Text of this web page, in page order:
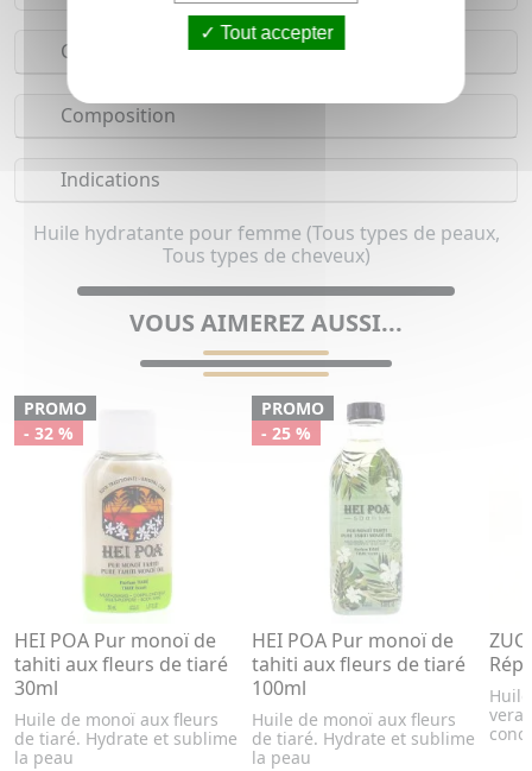
Conseils d'utilisation
Composition
Indications
Huile hydratante pour femme (Tous types de peaux,
Tous types de cheveux)
VOUS AIMEREZ AUSSI...
PROMO
- 32 %
HEI POA Pur monoï de
tahiti aux fleurs de tiaré
30ml
Huile de monoï aux fleurs
de tiaré. Hydrate et sublime
la peau
PROMO
- 25 %
HEI POA Pur monoï de
tahiti aux fleurs de tiaré
100ml
Huile de monoï aux fleurs
de tiaré. Hydrate et sublime
la peau
vera
Tout accepter